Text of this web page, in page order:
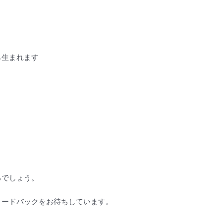
まれます
しょう。
ドバックをお待ちしています。